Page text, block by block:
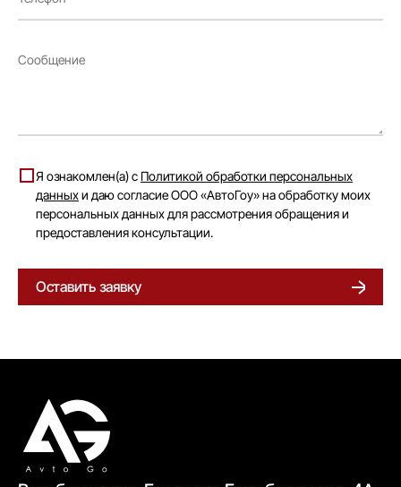
Я ознакомлен(а) с Политикой обработки персональных
данныхи даю согласие ООО «АвтоГоу» на обработку моих
персональных данных для рассмотрения обращения и
предоставления консультации.
Оставить заявку